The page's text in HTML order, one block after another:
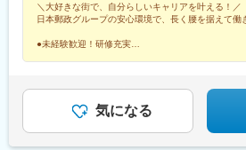
盛駅、仙台駅(地下鉄)、西取手駅、今
桐生駅、高田馬場駅、入谷駅(東京都)
前駅、千歳船橋駅、立川北駅、青梅街
県)、福井駅(福井県)、岐阜駅、羽島
民公園前駅、新可児駅、美薗中央公園
駅、島ノ関駅、水口石橋駅、一乗寺駅
ア：福岡県、佐賀県、長崎県、大分県
県■沖縄エリア：沖縄県※初期配属の都
ン歓迎※基本的にスクーターまたはバ
の家庭事情があり、参加が難しい場
ります
駅、東大館駅、羽後本荘駅、湯沢駅、
形駅、米沢駅、鶴岡駅、酒田駅、村山
駅、長井駅、白河駅、いわき駅、七日
駅、磐城石川駅、須賀川駅、原ノ町
間駅、新鉾田駅、鹿島神宮駅、磯原
駅、西那須野駅、足利駅、新鹿沼駅、
駅、宝積寺駅、小金井駅、黒磯駅、駅
＼大好きな街で、自分らしいキャリアを叶える！／
日本郵政グループの安心環境で、長く腰を据えて働
●未経験歓迎！研修充実
気になる